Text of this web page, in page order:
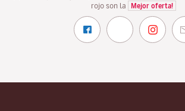
rojo son la
Mejor oferta!